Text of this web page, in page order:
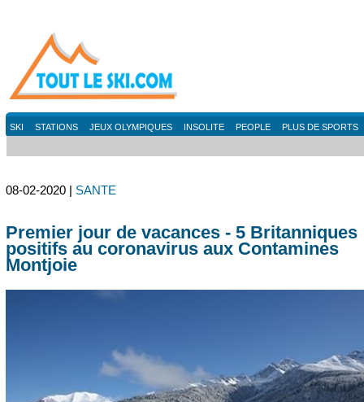
SKI STATIONS JEUX OLYMPIQUES INSOLITE PEOPLE PLUS DE SPORTS
08-02-2020 | SANTE
Premier jour de vacances - 5 Britanniques
positifs au coronavirus aux Contamines
Montjoie